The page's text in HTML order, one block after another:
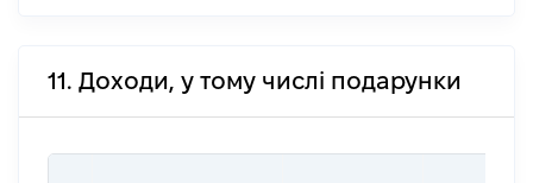
11. Доходи, у тому числі подарунки